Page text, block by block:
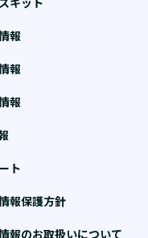
報
報
報
ト
報保護方針
報のお取扱いについて